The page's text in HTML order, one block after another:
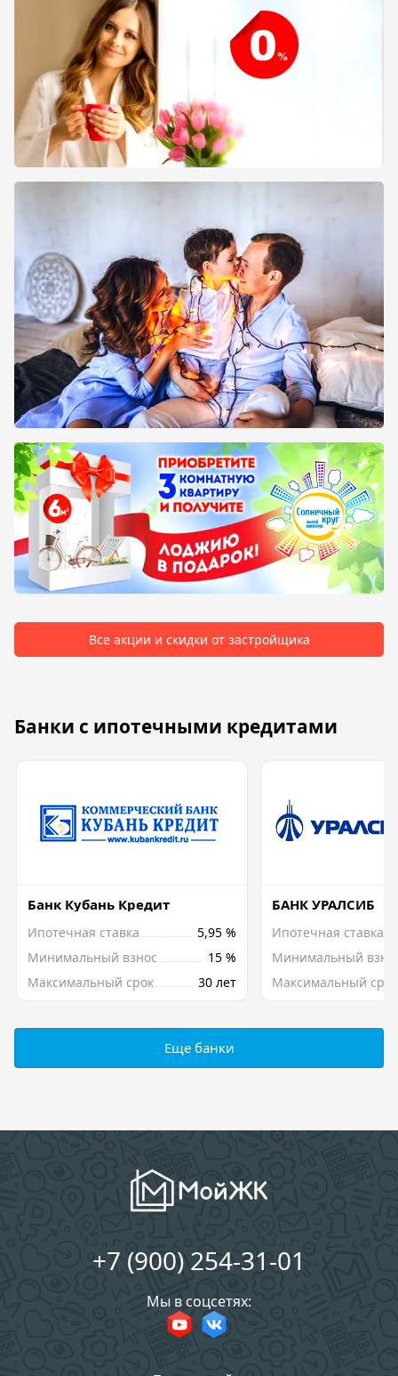
Все акции и скидки от застройщика
Банки с ипотечными кредитами
Банк Кубань Кредит
Ипотечная ставка
5,95 %
Минимальный взнос
15 %
Максимальный срок
30 лет
БАНК УРАЛСИБ
Ипотечная ставка
Минимальный
Максимальный срок
Еще банки
+7 (900) 254-31-01
Мы в соцсетях: